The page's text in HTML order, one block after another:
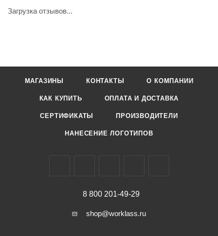
Загрузка отзывов...
МАГАЗИНЫ КОНТАКТЫ О КОМПАНИИ
КАК КУПИТЬ ОПЛАТА И ДОСТАВКА
СЕРТИФИКАТЫ ПРОИЗВОДИТЕЛИ
НАНЕСЕНИЕ ЛОГОТИПОВ
8 800 201-49-29
shop@worklass.ru